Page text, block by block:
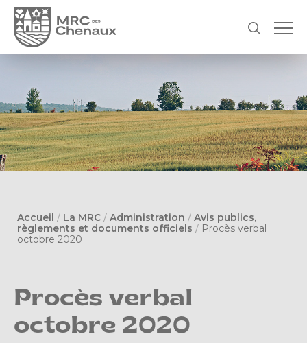
Accueil / La MRC / Administration / Avis publics,
règlements et documents officiels / Procès verbal
octobre 2020
Procès verbal
octobre 2020